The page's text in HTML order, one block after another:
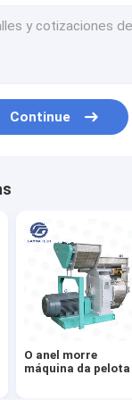
de alimentação
de Ração para Peixes
Continue
O anel morre
máquina da pelota